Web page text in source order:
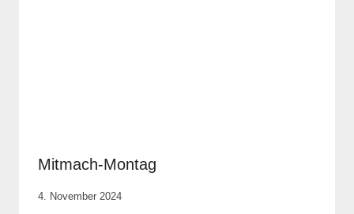
Mitmach-Montag
Von
4. November 2024